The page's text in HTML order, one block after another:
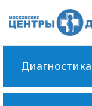
Диагностика